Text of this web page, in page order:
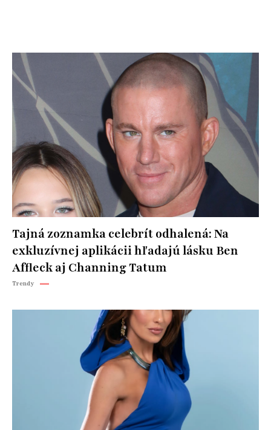
Tajná zoznamka celebrít odhalená: Na
exkluzívnej aplikácii hľadajú lásku Ben
Affleck aj Channing Tatum
Trendy